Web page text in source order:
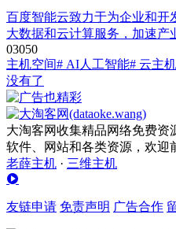
百度智能云致力于为企业和开
大数据和云计算服务，加速产
03050
主机空间# AI人工智能# 云主机
没有了
大淘客网收集精品网络免费资
软件、网站和各类资源，欢迎
老薛主机 · 三维主机
友链申请 免责声明 广告合作